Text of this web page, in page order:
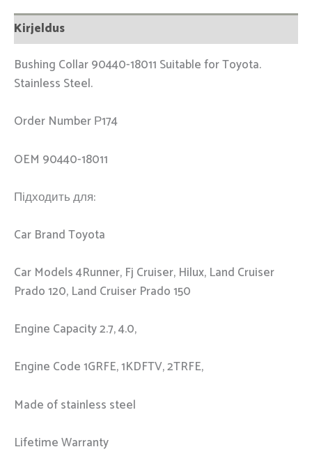
Kirjeldus
Bushing Collar 90440-18011 Suitable for Toyota.
Stainless Steel.
Order Number Р174
OEM 90440-18011
Підходить для:
Car Brand Toyota
Car Models 4Runner, Fj Cruiser, Hilux, Land Cruiser
Prado 120, Land Cruiser Prado 150
Engine Capacity 2.7, 4.0,
Engine Code 1GRFE, 1KDFTV, 2TRFE,
Made of stainless steel
Lifetime Warranty